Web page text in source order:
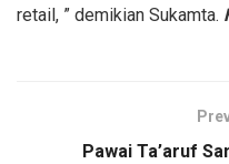
retail, ” demikian Sukamta.
Pawai Ta’aruf